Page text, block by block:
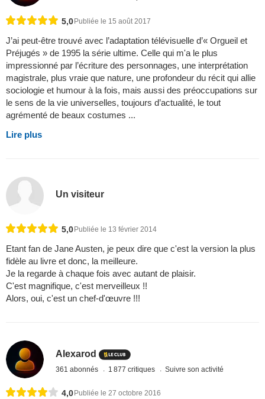
5,0Publiée le 15 août 2017
J’ai peut-être trouvé avec l’adaptation télévisuelle d’« Orgueil et
Préjugés » de 1995 la série ultime. Celle qui m'a le plus
impressionné par l’écriture des personnages, une interprétation
magistrale, plus vraie que nature, une profondeur du récit qui allie
sociologie et humour à la fois, mais aussi des préoccupations sur
le sens de la vie universelles, toujours d’actualité, le tout
agrémenté de beaux costumes ...
Lire plus
Un visiteur
5,0 Publiée le 13 février 2014
Etant fan de Jane Austen, je peux dire que c'est la version la plus
fidèle au livre et donc, la meilleure.
Je la regarde à chaque fois avec autant de plaisir.
C'est magnifique, c'est merveilleux !!
Alors, oui, c'est un chef-d'œuvre !!!
Alexarod
361 abonnés 1 877 critiques Suivre son activité
4,0 Publiée le 27 octobre 2016